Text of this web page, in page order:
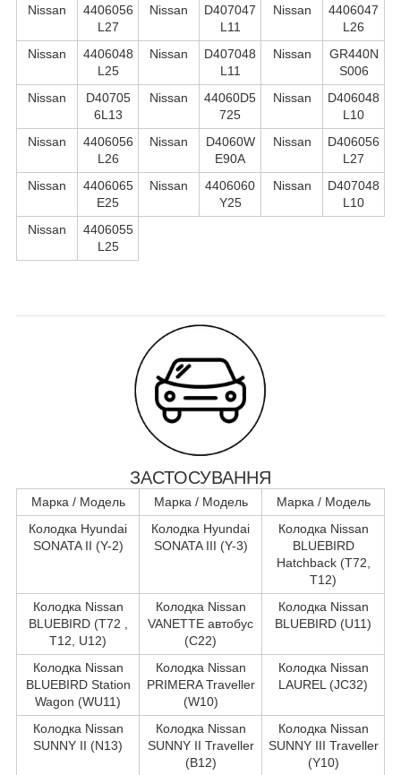
Nissan
4406056
L27
Nissan
D407047
L11
Nissan
4406047
L26
Nissan
4406048
L25
Nissan
D407048
L11
Nissan
GR440N
S006
Nissan
D40705
6L13
Nissan
44060D5
725
Nissan
D406048
L10
Nissan
4406056
L26
Nissan
D4060W
E90A
Nissan
D406056
L27
Nissan
4406065
E25
Nissan
4406060
Y25
Nissan
D407048
L10
Nissan
4406055
L25
ЗАСТОСУВАННЯ
Марка / Модель Марка / Модель
Марка / Модель
Колодка Hyundai
SONATA II (Y-2)
Колодка Hyundai
SONATA III (Y-3)
Колодка Nissan
BLUEBIRD
Hatchback (T72,
T12)
Колодка Nissan
BLUEBIRD (T72 ,
T12, U12)
Колодка Nissan
VANETTE автобус
(C22)
Колодка Nissan
BLUEBIRD (U11)
Колодка Nissan
BLUEBIRD Station
Wagon (WU11)
Колодка Nissan
PRIMERA Traveller
(W10)
Колодка Nissan
LAUREL (JC32)
Колодка Nissan
SUNNY II (N13)
Колодка Nissan
SUNNY II Traveller
(B12)
Колодка Nissan
SUNNY III Traveller
(Y10)